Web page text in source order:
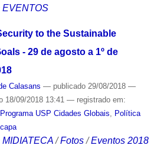
EVENTOS
to the Sustainable
- 29 de agosto a 1º de
Calasans — publicado29/08/2018 —
18/09/2018 13:41 — registrado em:
Programa USP Cidades Globais
Política
capa
MIDIATECA /Fotos /Eventos 2018